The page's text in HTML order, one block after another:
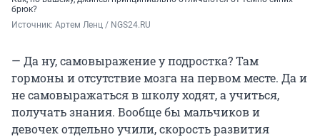
брюк?
Источник: Артем Ленц / NGS24.RU
— Да ну, самовыражение у подростка? Там
гормоны и отсутствие мозга на первом месте. Да и
не самовыражаться в школу ходят, а учиться,
получать знания. Вообще бы мальчиков и
девочек отдельно учили, скорость развития